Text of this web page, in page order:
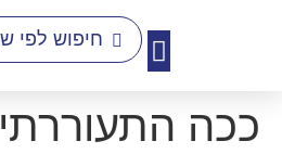
ככה התעוררתי